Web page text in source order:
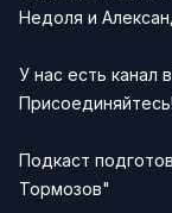
Недоля и
У нас есть канал в
Присоединяйтесь!
Подкаст
Тормозов"